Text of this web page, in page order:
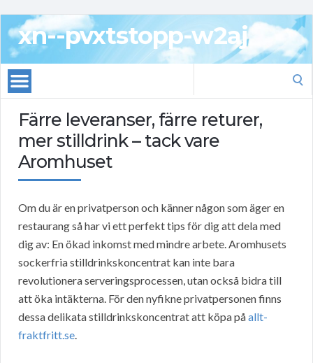
xn--pvxtstopp-w2aj
Färre leveranser, färre returer,
mer stilldrink – tack vare
Aromhuset
Om du är en privatperson och känner någon som äger en
restaurang så har vi ett perfekt tips för dig att dela med
dig av: En ökad inkomst med mindre arbete. Aromhusets
sockerfria stilldrinkskoncentrat kan inte bara
revolutionera serveringsprocessen, utan också bidra till
att öka intäkterna. För den nyfikne privatpersonen finns
dessa delikata stilldrinkskoncentrat att köpa påallt-
fraktfritt.se.